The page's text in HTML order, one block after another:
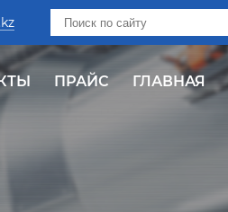
ПРАЙС ГЛАВНАЯ